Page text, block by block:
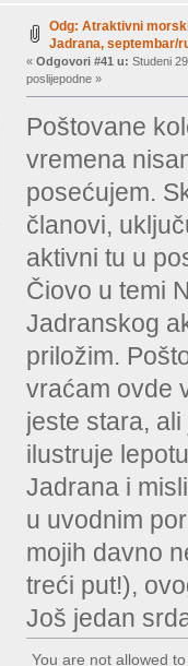
Odg: Atraktivni
Jadrana, septembar/
« Odgovori #41 u: Studeni
poslijepodne »
Poštovane
vremena
posećujem.
članovi,
aktivni tu u
Čiovo u temi
Jadranskog
priložim.
vraćam ovde
jeste stara,
ilustruje
Jadrana i
u uvodnim
mojih davno
treći put!),
Još jedan
You are not allowed